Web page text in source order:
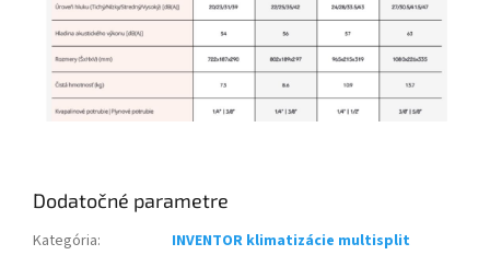
Dodatočné parametre
Kategória:
INVENTOR klimatizácie multisplit